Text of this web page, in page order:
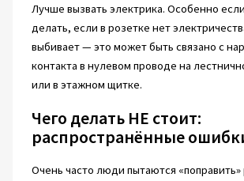
Лучше вызвать электрика. Особенно
делать, если в розетке нет
выбивает — это может быть связано с
контакта в нулевом проводе на
или в этажном щитке.
Чего делать НЕ стоит:
распространённые
Очень часто люди пытаются «поправить»